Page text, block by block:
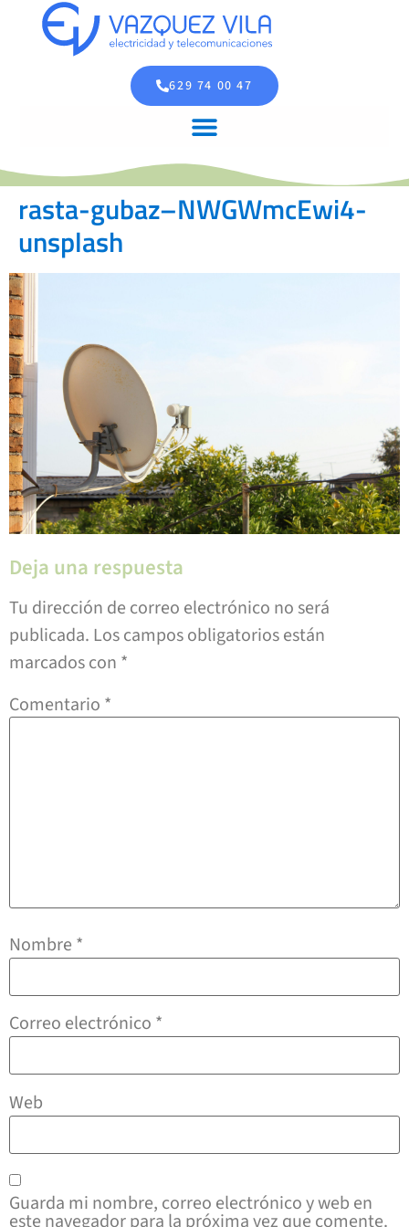
629 74 00 47
rasta-gubaz–NWGWmcEwi4-
unsplash
Deja una respuesta
Tu dirección de correo electrónico no será
publicada. Los campos obligatorios están
marcados con *
Comentario *
Nombre *
Correo electrónico *
Web
Guarda mi nombre, correo electrónico y web en
este navegador para la próxima vez que comente.